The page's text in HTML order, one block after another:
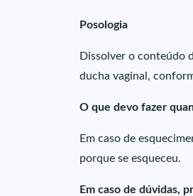
Posologia
Dissolver o conteúdo
ducha vaginal,
O que devo fazer
Em caso de
porque se esqueceu.
Em caso de dúvidas,